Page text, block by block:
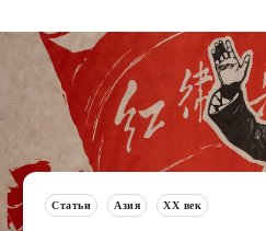
Статьи Азия XX век